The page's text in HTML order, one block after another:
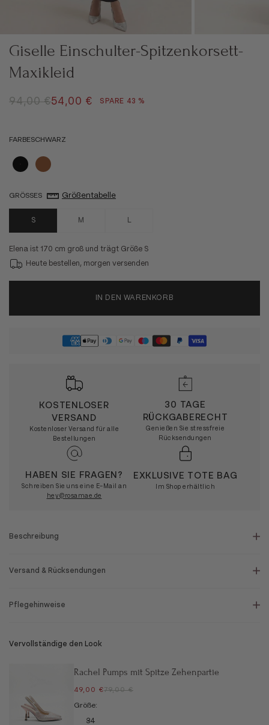
Giselle Einschulter-Spitzenkorsett-
Maxikleid
REGULÄRER PREIS
94,00 €ANGEBOT
54,00 € SPARE 43 %
FARBESCHWARZ
SchwarzBraun
GRÖSSES Größentabelle
S M
Elena ist 170 cm groß und trägt Größe S
Heute bestellen, morgen versenden
IN DEN WARENKORB
KOSTENLOSER
VERSAND
Kostenloser Versand für alle
Bestellungen
30 TAGE
RÜCKGABERECHT
Genießen Sie stressfreie
Rücksendungen
HABEN SIE FRAGEN?
Schreiben Sie uns eine E-Mail an
hey@rosamae.de
EXKLUSIVE TOTE BAG
Im Shop erhältlich
Beschreibung
Versand & Rücksendungen
Pflegehinweise
Vervollständige den Look
Rachel Pumps mit Spitze Zehenpartie
ANGEBOT
49,00 €REGULÄRER PREIS
79,00 €
Größe:
34